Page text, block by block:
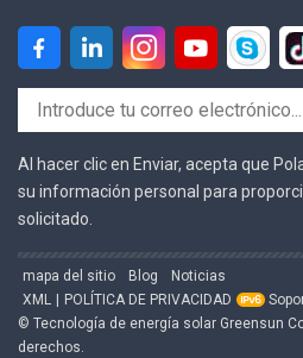
Al hacer clic en Enviar, acepta que
su información personal para
solicitado.
mapa del sitio Blog
Noticias
XML | POLÍTICA DE PRIVACIDAD
© Tecnología de energía solar Greensun
derechos.